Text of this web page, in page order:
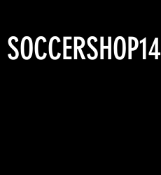
SOCCERSHOP14